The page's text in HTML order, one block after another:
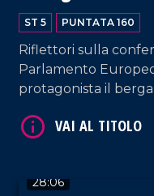
Luce.
De Luca.
l'Europa
ST 5 PUNTATA 160
Riflettori sulla
Parlamento
protagonista il
Giovanna Russo,
Cannatà.
28:06
VAI AL TITOLO